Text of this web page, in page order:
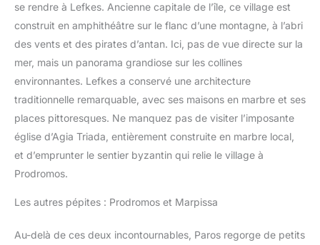
se rendre à Lefkes. Ancienne capitale de l’île, ce village est
construit en amphithéâtre sur le flanc d’une montagne, à l’abri
des vents et des pirates d’antan. Ici, pas de vue directe sur la
mer, mais un panorama grandiose sur les collines
environnantes. Lefkes a conservé une architecture
traditionnelle remarquable, avec ses maisons en marbre et ses
places pittoresques. Ne manquez pas de visiter l’imposante
église d’Agia Triada, entièrement construite en marbre local,
et d’emprunter le sentier byzantin qui relie le village à
Prodromos.
Les autres pépites : Prodromos et Marpissa
Au-delà de ces deux incontournables, Paros regorge de petits